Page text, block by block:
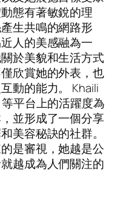
態有著敏銳的理
生共鳴的網路形
人的美感融為一
於美貌和生活方式
欣賞她的外表，也
動的能力。 Khaili
平台上的活躍度為
並形成了一個分享
美容秘訣的社群。
是審視，她越是公
越成為人們關注的